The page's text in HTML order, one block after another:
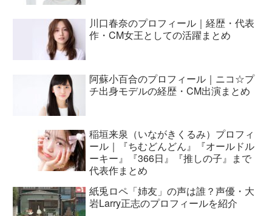
川口春奈のプロフィール｜経歴・代表
作・CM女王としての活躍まとめ
阿蘇小百合のプロフィール｜ニコ☆プ
チ出身モデルの経歴・CM出演まとめ
稲垣来泉（いながきくるみ）プロフィ
ール｜『ちむどんどん』『オールドル
ーキー』『366日』『推しの子』まで
代表作まとめ
紙兎ロペ「姉友」の声は誰？声優・大
岩Larry正志のプロフィールを紹介